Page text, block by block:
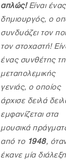
απλώς!Είναι ένας
δημιουργός, ο
συνδυάζει τον
τον στοχαστή!
ένας συνθέτης
μεταπολεμικής
γενιάς, ο οποίος
άρχισε δειλά
εμφανίζεται στα
μουσικά
από το 1948,
έκανε μία διάλεξη